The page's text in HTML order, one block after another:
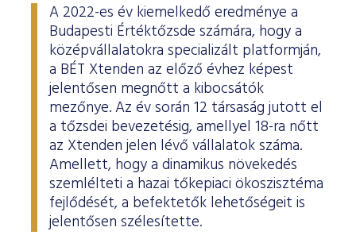
A 2022-es év kiemelkedő eredménye a
Budapesti Értéktőzsde számára, hogy a
középvállalatokra specializált platformján,
a BÉT Xtenden az előző évhez képest
jelentősen megnőtt a kibocsátók
mezőnye. Az év során 12 társaság jutott el
a tőzsdei bevezetésig, amellyel 18-ra nőtt
az Xtenden jelen lévő vállalatok száma.
Amellett, hogy a dinamikus növekedés
szemlélteti a hazai tőkepiaci ökoszisztéma
fejlődését, a befektetők lehetőségeit is
jelentősen szélesítette.